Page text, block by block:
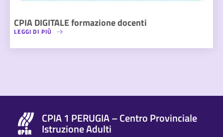
CPIA DIGITALE formazione docenti
LEGGI DI PIÙ
CPIA 1 PERUGIA – Centro Provinciale
Istruzione Adulti